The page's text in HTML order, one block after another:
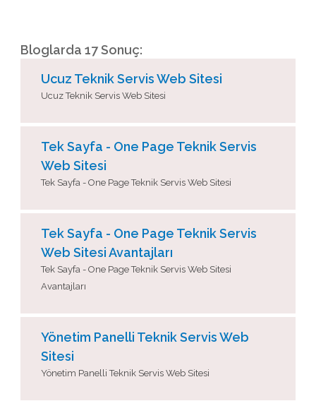
Bloglarda 17 Sonuç:
Ucuz Teknik Servis Web Sitesi
Ucuz Teknik Servis Web Sitesi
Tek Sayfa - One Page Teknik Servis
Web Sitesi
Tek Sayfa - One Page Teknik Servis Web Sitesi
Tek Sayfa - One Page Teknik Servis
Web Sitesi Avantajları
Tek Sayfa - One Page Teknik Servis Web Sitesi
Avantajları
Yönetim Panelli Teknik Servis Web
Sitesi
Yönetim Panelli Teknik Servis Web Sitesi